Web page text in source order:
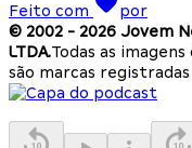
Feito com
por
© 2002 - 2026 Jovem
LTDA.Todas as
são marcas